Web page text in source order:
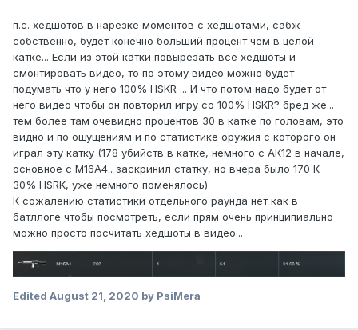
п.с. хедшотов в нарезке моментов с хедшотами, сабж
собственно, будет конечно больший процент чем в целой
катке... Если из этой катки повырезать все хедшоты и
смонтировать видео, то по этому видео можно будет
подумать что у него 100% HSKR ... И что потом надо будет от
него видео чтобы он повторил игру со 100% HSKR? бред же...
тем более там очевидно процентов 30 в катке по головам, это
видно и по ощущениям и по статистике оружия с которого он
играл эту катку (178 убийств в катке, немного с АК12 в начале,
основное с М16А4.. заскринил статку, но вчера было 170 К
30% HSRK, уже немного поменялось)
К сожалению статистики отдельного раунда нет как в
батллоге чтобы посмотреть, если прям очень принципиально
можно просто посчитать хедшоты в видео...
Edited August 21, 2020 by PsiMera